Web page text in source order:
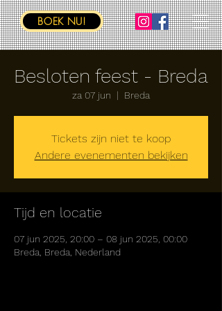
BOEK NU!
Besloten feest - Breda
za 07 jun
  |
Breda
Tickets zijn niet te koop
Andere evenementen bekijken
Tijd en locatie
07 jun 2025, 20:00 – 08 jun 2025, 00:00
Breda, Breda, Nederland